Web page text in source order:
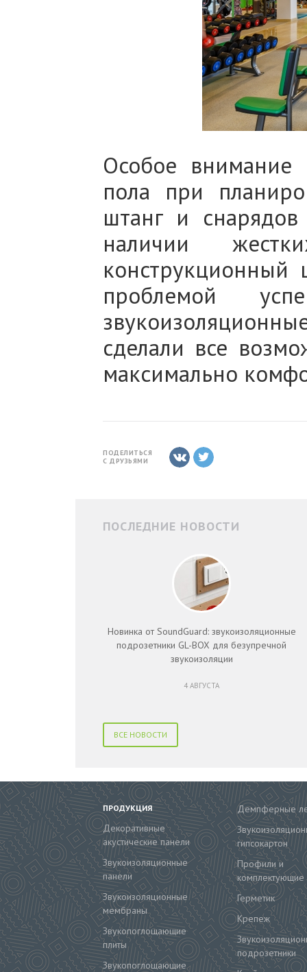
Особое внимание
пола при
штанг и
наличии
проблемой
сделали все
максимально
ПОДЕЛИТЬСЯ
С ДРУЗЬЯМИ
ПОСЛЕДНИЕ НОВОСТИ
Новинка от SoundGuard: звукоизоляционные
подрозетники GL-BOX для безупречной
звукоизоляции
4 АВГУСТА
ВСЕ НОВОСТИ
ПРОДУКЦИЯ
Декоративные
акустические панели
Звукоизоляционные
панели
Звукоизоляционные
мембраны
Звукопоглощающие
плиты
Звукопоглощающие
Демпферные
гипсокартон
Профили и
комплектующие
Герметик
Крепеж
подрозетники